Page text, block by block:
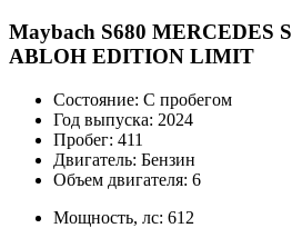
Maybach S680 MERCEDES
ABLOH EDITION LIMIT
Состояние: С пробегом
Год выпуска: 2024
Пробег: 411
Двигатель: Бензин
Объем двигателя: 6
Мощность, лс: 612